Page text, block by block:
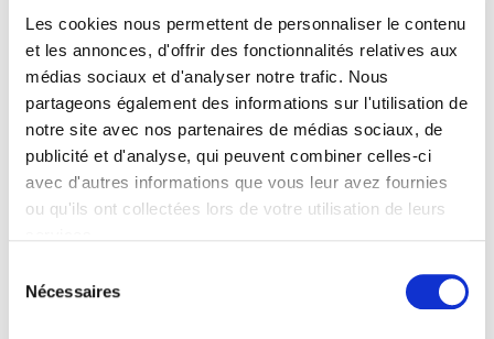
Les cookies nous permettent de personnaliser le contenu
et les annonces, d'offrir des fonctionnalités relatives aux
médias sociaux et d'analyser notre trafic. Nous
partageons également des informations sur l'utilisation de
notre site avec nos partenaires de médias sociaux, de
publicité et d'analyse, qui peuvent combiner celles-ci
avec d'autres informations que vous leur avez fournies
ou qu'ils ont collectées lors de votre utilisation de leurs
Nécessaires
support technique ?
Avez-vous eu des incidents ou des
fausses alertes depuis la mise en
service ?